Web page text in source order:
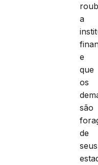
a
e
que
os
são
de
seus